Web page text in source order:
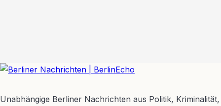
Unabhängige Berliner Nachrichten aus Politik, Kriminalität,